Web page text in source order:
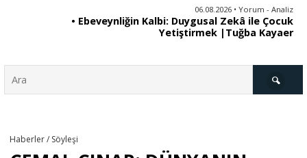
06.08.2026 • Yorum - Analiz
• Ebeveynliğin Kalbi: Duygusal Zekâ ile Çocuk
Yetiştirmek |Tuğba Kayaer
Haberler / Söyleşi